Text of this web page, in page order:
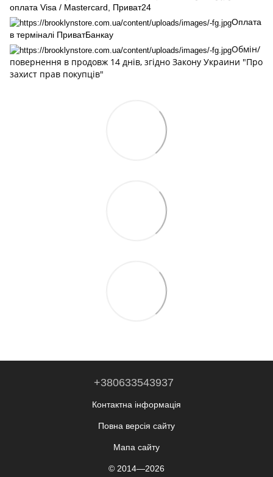
оплата Visa / Mastercard, Приват24
Оплата
в терміналі ПриватБанкау
Обмін/
повернення в продовж 14 днів, згідно Закону Украини "Про
захист прав покупців"
+380633543937
Контактна інформація
Повна версія сайту
Мапа сайту
© 2014—2026